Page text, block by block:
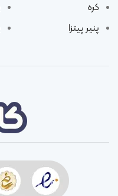
کره
پنیر پیتزا